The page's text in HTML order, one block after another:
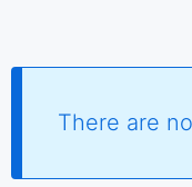
There are